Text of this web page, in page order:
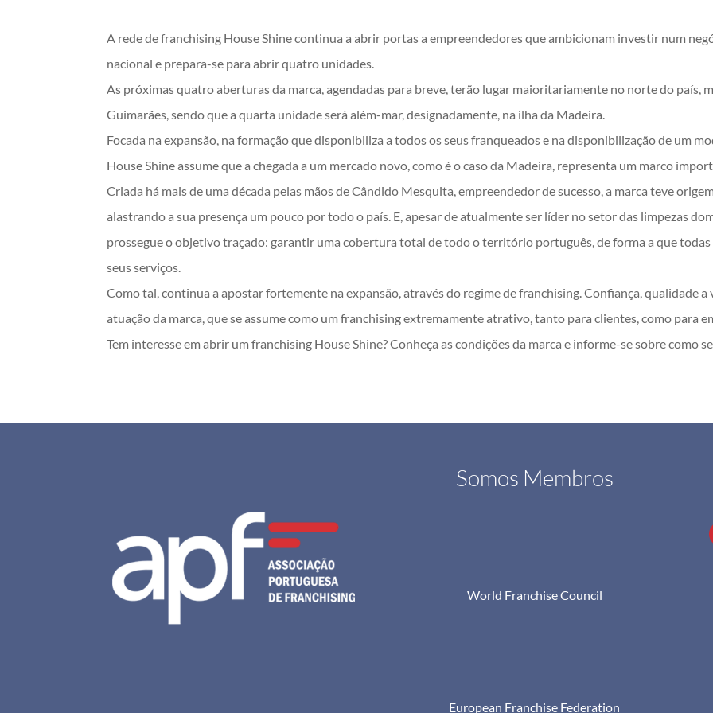
A rede de franchising House Shine continua a abrir portas a empreendedores que ambicionam investir num
nacional e prepara-se para abrir quatro unidades.
As próximas quatro aberturas da marca, agendadas para breve, terão lugar maioritariamente no norte do país,
Guimarães, sendo que a quarta unidade será além-mar, designadamente, na ilha da Madeira.
Focada na expansão, na formação que disponibiliza a todos os seus franqueados e na disponibilização de um
House Shine assume que a chegada a um mercado novo, como é o caso da Madeira, representa um marco
Criada há mais de uma década pelas mãos de Cândido Mesquita, empreendedor de sucesso, a marca teve
alastrando a sua presença um pouco por todo o país. E, apesar de atualmente ser líder no setor das limpezas
prossegue o objetivo traçado: garantir uma cobertura total de todo o território português, de forma a que todas
seus serviços.
Como tal, continua a apostar fortemente na expansão, através do regime de franchising. Confiança, qualidade a
atuação da marca, que se assume como um franchising extremamente atrativo, tanto para clientes, como para
Tem interesse em abrir um franchising House Shine? Conheça as condições da marca e informe-se sobre como
Somos Membros
World Franchise Council
European Franchise Federation